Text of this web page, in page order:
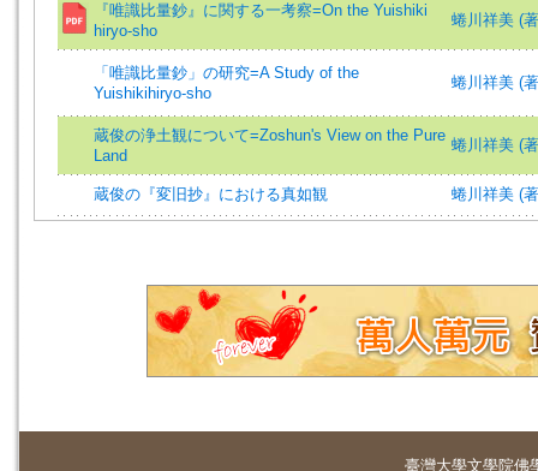
『唯識比量鈔』に関する一考察=On the Yuishiki
hiryo-sho
蜷川祥美 (
「唯識比量鈔」の研究=A Study of the
Yuishikihiryo-sho
蜷川祥美 (
蔵俊の浄土観について=Zoshun's View on the Pure
Land
蜷川祥美 (
蔵俊の『変旧抄』における真如観 蜷川祥美 (
臺灣大學文學院佛